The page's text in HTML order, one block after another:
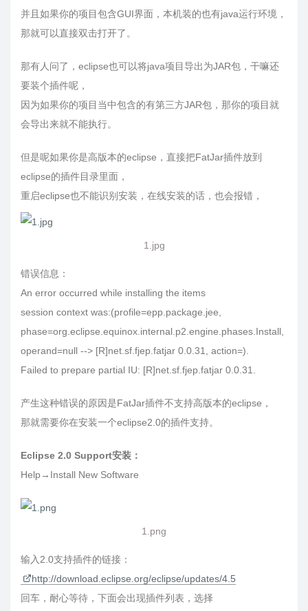
并且如果你的项目包含GUI界面，本机装的也有java运行环境，
那就可以直接双击打开了。
那有人问了，eclipse也可以将java项目导出为JAR包，干嘛还
要装个插件呢，
因为如果你的项目当中包含的有第三方JAR包，那你的项目就
会导出来就不能执行。
但是呢如果你是高版本的eclipse，直接把FatJar插件放到
eclipse的插件目录里面，
重启eclipse也不能识别安装，在线安装的话，也会报错，
1.jpg
错误信息：
An error occurred while installing the items
session context was:(profile=epp.package.jee,
phase=org.eclipse.equinox.internal.p2.engine.phases.Install,
operand=null --> [R]net.sf.fjep.fatjar 0.0.31, action=).
Failed to prepare partial IU: [R]net.sf.fjep.fatjar 0.0.31.
产生这种错误的原因是FatJar插件不支持高版本的eclipse，
那就需要你在安装一个eclipse2.0的插件支持。
Eclipse 2.0 Support安装：
Help→Install New Software
1.png
输入2.0支持插件的链接：
http://download.eclipse.org/eclipse/updates/4.5
回车，耐心等待，下面会出现插件列表，选择